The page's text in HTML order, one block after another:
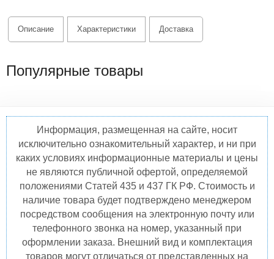
Описание Характеристики Доставка
Популярные товары
Информация, размещенная на сайте, носит
исключительно ознакомительный характер, и ни при
каких условиях информационные материалы и цены
не являются публичной офертой, определяемой
положениями Статей 435 и 437 ГК РФ. Стоимость и
наличие товара будет подтверждено менеджером
посредством сообщения на электронную почту или
телефонного звонка на номер, указанный при
оформлении заказа. Внешний вид и комплектация
товаров могут отличаться от представленных на